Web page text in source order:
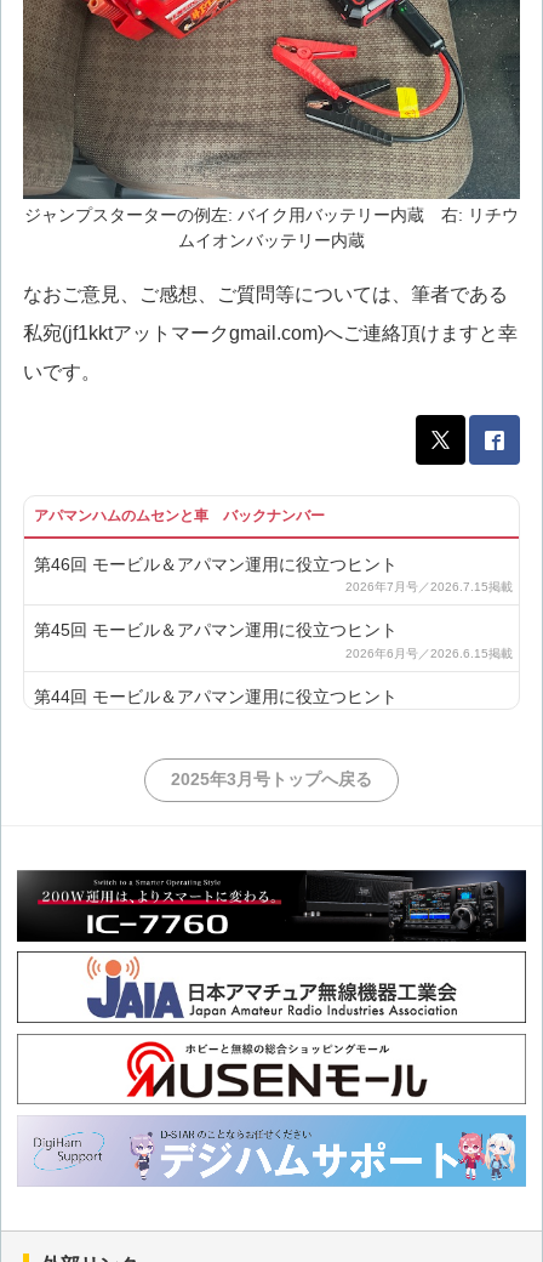
ジャンプスターターの例 左: バイク用バッテリー内蔵 右: リチウ
ムイオンバッテリー内蔵
なおご意見、ご感想、ご質問等については、筆者である
私宛(jf1kktアットマークgmail.com)へご連絡頂けますと幸
いです。
アパマンハムのムセンと車 バックナンバー
第46回 モービル＆アパマン運用に役立つヒント
第45回 モービル＆アパマン運用に役立つヒント
第44回 モービル＆アパマン運用に役立つヒント
第43回 モービル＆アパマン運用に役立つヒント
第41回 モービル＆アパマン運用に役立つヒント
第40回 モービル＆アパマン運用に役立つヒント
第39回 モービル＆アパマン運用に役立つヒント
第38回 モービル＆アパマン運用に役立つヒント
第37回 モービル＆アパマン運用に役立つヒント
第36回 モービル＆アパマン運用に役立つヒント
2025年3月号トップへ戻る